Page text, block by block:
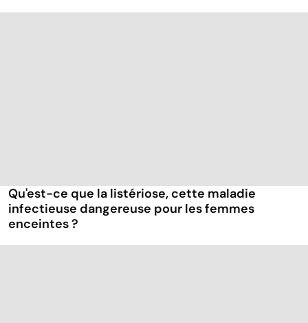
Qu'est-ce que la listériose, cette maladie
infectieuse dangereuse pour les femmes
enceintes ?